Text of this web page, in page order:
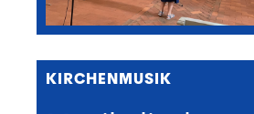
KIRCHENMUSIK